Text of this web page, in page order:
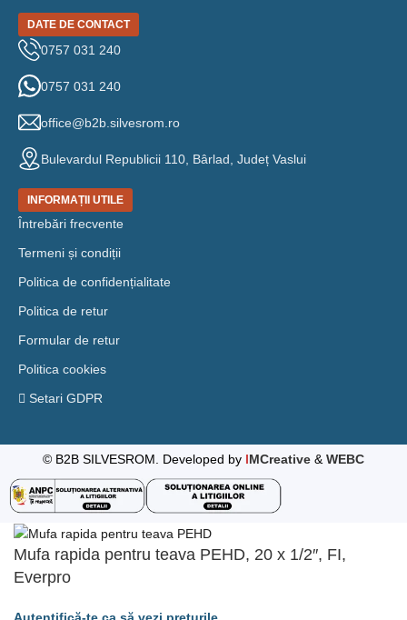
DATE DE CONTACT
0757 031 240
0757 031 240
office@b2b.silvesrom.ro
Bulevardul Republicii 110, Bârlad, Județ Vaslui
INFORMAȚII UTILE
Întrebări frecvente
Termeni și condiții
Politica de confidențialitate
Politica de retur
Formular de retur
Politica cookies
Setari GDPR
© B2B SILVESROM. Developed by IMCreative &WEBC
Mufa rapida pentru teava PEHD, 20 x 1/2″, FI,
Everpro